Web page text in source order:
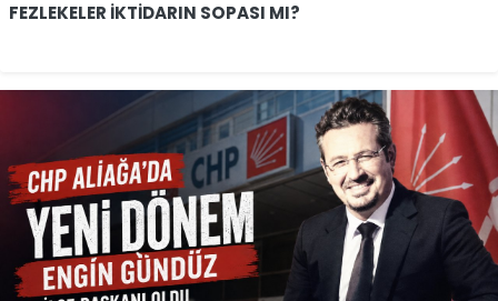
FEZLEKELER İKTİDARIN SOPASI MI?